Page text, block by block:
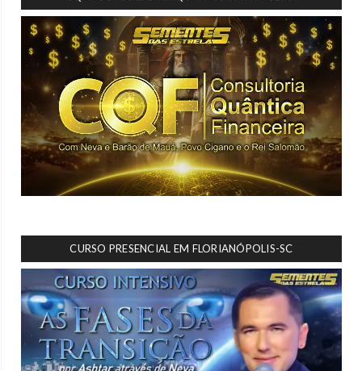
CURSO PRESENCIAL EM FLORIANÓPOLIS-SC